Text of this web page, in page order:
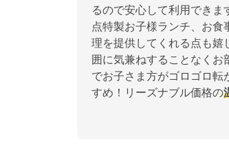
るので安心して利用でき
点特製お子様ランチ、お
理を提供してくれる点も嬉
囲に気兼ねすることなくお
でお子さま方がゴロゴロ転
すめ！リーズナブル価格の